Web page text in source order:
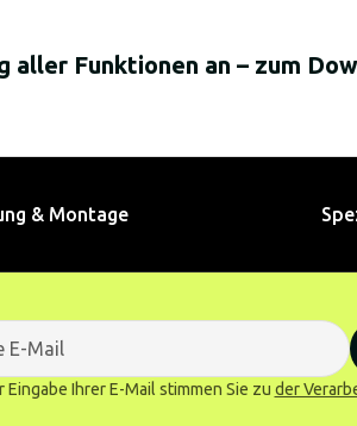
aller Funktionen an – zum
& Montage
Eingabe Ihrer E-Mail stimmen Sie zu der